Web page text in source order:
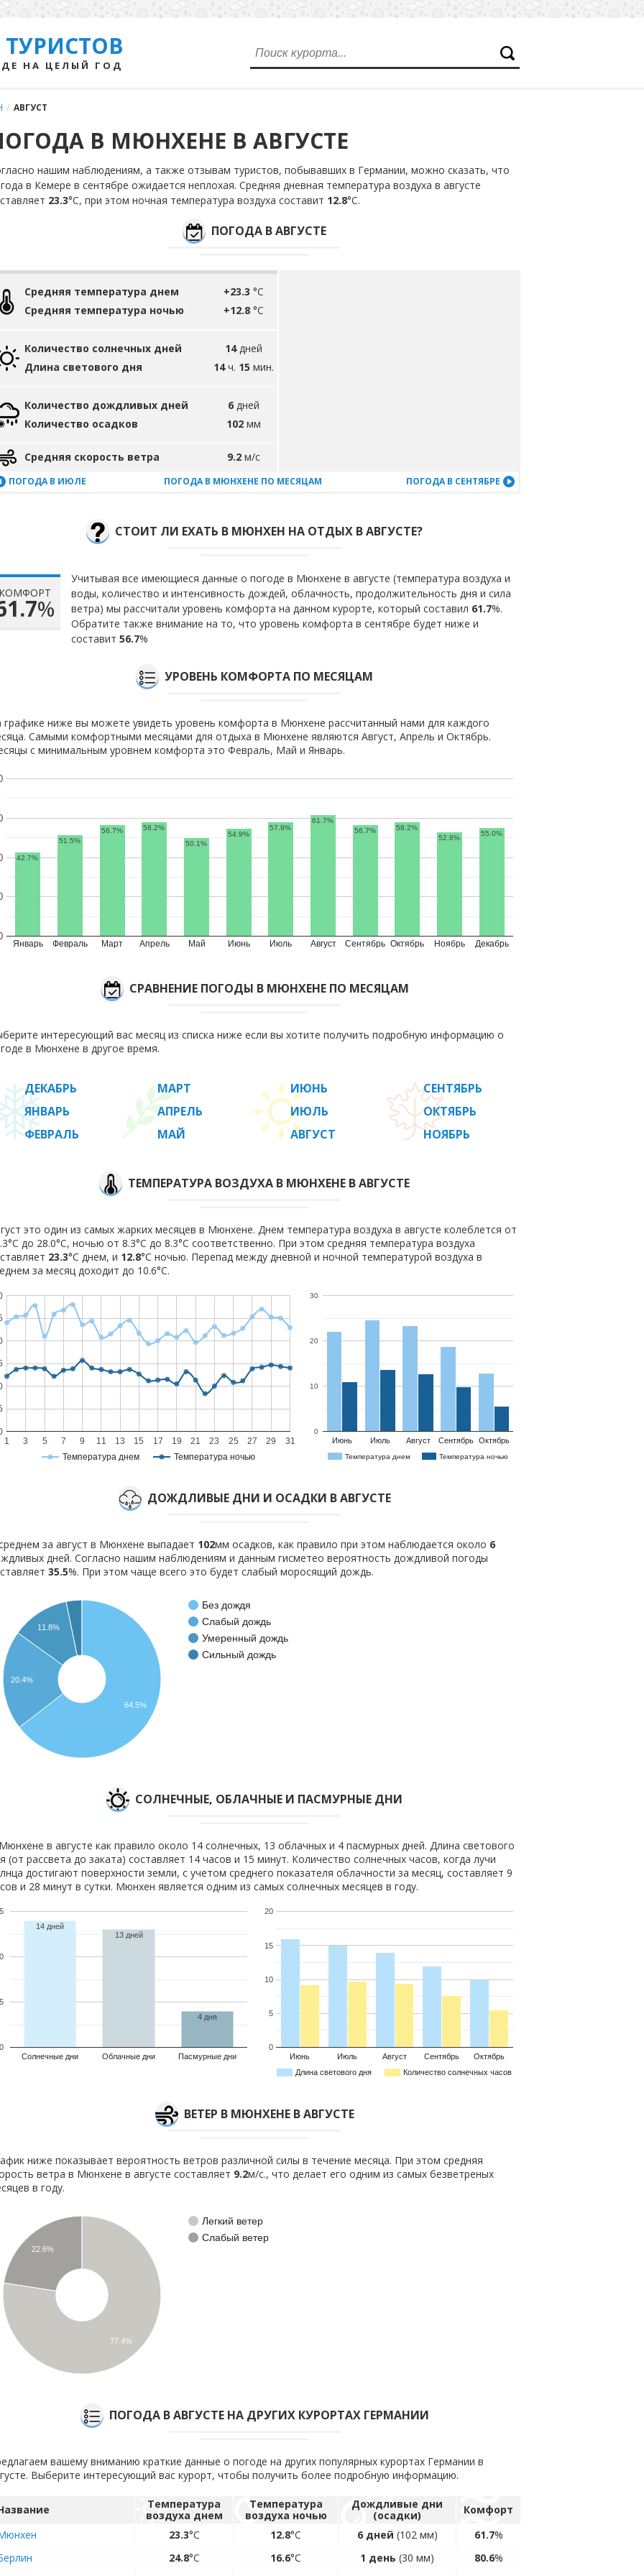
НА ЦЕЛЫЙ ГОД
/ АВГУСТ
В МЮНХЕНЕ В АВГУСТЕ
нашим наблюдениям, а также отзывам туристов, побывавших в Германии, можно сказать, что
в Кемере в сентябре ожидается неплохая. Средняя дневная температура воздуха в августе
23.3°С, при этом ночная температура воздуха составит 12.8°С.
ПОГОДА В АВГУСТЕ
Средняя температура днем
Средняя температура ночью
+23.3 °C
+12.8 °C
Количество солнечных дней
Длина светового дня
14дней
14ч. 15 мин.
Количество дождливых дней
Количество осадков
6 дней
102 мм
Средняя скорость ветра 9.2 м/с
ПОГОДА В ИЮЛЕ ПОГОДА В МЮНХЕНЕ ПО МЕСЯЦАМ ПОГОДА В СЕНТЯБРЕ
СТОИТ ЛИ ЕХАТЬ В МЮНХЕН НА ОТДЫХ В АВГУСТЕ?
КОМФОРТ
%
Учитывая все имеющиеся данные о погоде в Мюнхене в августе (температура воздуха и
воды, количество и интенсивность дождей, облачность, продолжительность дня и сила
ветра) мы рассчитали уровень комфорта на данном курорте, который составил 61.7%.
Обратите также внимание на то, что уровень комфорта в сентябре будет ниже и
составит 56.7%
УРОВЕНЬ КОМФОРТА ПО МЕСЯЦАМ
графике ниже вы можете увидеть уровень комфорта в Мюнхене рассчитанный нами для каждого
Самыми комфортными месяцами для отдыха в Мюнхене являются Август, Апрель и Октябрь.
с минимальным уровнем комфорта это Февраль, Май и Январь.
Январь Февраль Март Апрель Май Июнь Июль Август Сентябрь Октябрь Ноябрь Декабрь
42.7%
51.5%
56.7%
58.2%
50.1%
54.9%
57.9%
61.7%
56.7%
58.2%
52.8%
55.0%
СРАВНЕНИЕ ПОГОДЫ В МЮНХЕНЕ ПО МЕСЯЦАМ
интересующий вас месяц из списка ниже если вы хотите получить подробную информацию о
в Мюнхене в другое время.
ДЕКАБРЬ
ЯНВАРЬ
ФЕВРАЛЬ
МАРТ
АПРЕЛЬ
МАЙ
ИЮНЬ
ИЮЛЬ
АВГУСТ
СЕНТЯБРЬ
ОКТЯБРЬ
НОЯБРЬ
ТЕМПЕРАТУРА ВОЗДУХА В МЮНХЕНЕ В АВГУСТЕ
это один из самых жарких месяцев в Мюнхене. Днем температура воздуха в августе колеблется от
до 28.0°C, ночью от 8.3°C до 8.3°C соответственно. При этом средняя температура воздуха
23.3°C днем, и 12.8°C ночью. Перепад между дневной и ночной температурой воздуха в
за месяц доходит до 10.6°С.
Температура днем Температура ночью
1 3 5 7 9 11 13 15 17 19 21 23 25 27 29 31
Температура днем Температура ночью
Июнь Июль Август Сентябрь Октябрь
0
10
20
30
ДОЖДЛИВЫЕ ДНИ И ОСАДКИ В АВГУСТЕ
за август в Мюнхене выпадает 102мм осадков, как правило при этом наблюдается около 6
дней. Согласно нашим наблюдениям и данным гисметео вероятность дождливой погоды
35.5%. При этом чаще всего это будет слабый моросящий дождь.
Без дождя
Слабый дождь
Умеренный дождь
Сильный дождь
11.8%
20.4%
64.5%
CОЛНЕЧНЫЕ, ОБЛАЧНЫЕ И ПАСМУРНЫЕ ДНИ
в августе как правило около 14 солнечных, 13 облачных и 4 пасмурных дней. Длина светового
(от рассвета до заката) составляет 14 часов и 15 минут. Количество солнечных часов, когда лучи
достигают поверхности земли, с учетом среднего показателя облачности за месяц, составляет 9
и 28 минут в сутки. Мюнхен является одним из самых солнечных месяцев в году.
Солнечные дни Облачные дни Пасмурные дни
0
5
14 дней
13 дней
4 дня
Длина светового дня Количество солнечных часов
Июнь Июль Август Сентябрь Октябрь
0
5
10
15
20
ВЕТЕР В МЮНХЕНЕ В АВГУСТЕ
ниже показывает вероятность ветров различной силы в течение месяца. При этом средняя
ветра в Мюнхене в августе составляет 9.2м/с., что делает его одним из самых безветреных
в году.
Легкий ветер
Слабый ветер
22.6%
77.4%
ПОГОДА В АВГУСТЕ НА ДРУГИХ КУРОРТАХ ГЕРМАНИИ
вашему вниманию краткие данные о погоде на других популярных курортах Германии в
Выберите интересующий вас курорт, чтобы получить более подробную информацию.
Температура
воздуха днем
Температура
воздуха ночью
Дождливые дни
(осадки)
Комфорт
23.3°C 12.8°C 6 дней (102 мм) 61.7%
24.8°C 16.6°C 1 день (30 мм) 80.6%